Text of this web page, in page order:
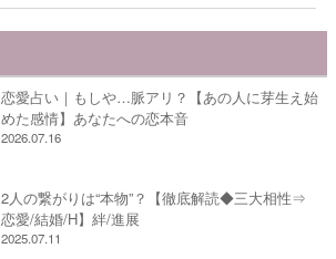
恋愛占い｜もしや…脈アリ？【あの人に芽生え始
めた感情】あなたへの恋本音
2026.07.16
2人の繋がりは“本物”？【徹底解読◆三大相性⇒
恋愛/結婚/H】絆/進展
2025.07.11